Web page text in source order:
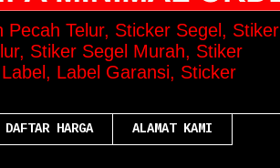
Telur, Sticker Segel, Stiker
Stiker Segel Murah, Stiker
Label Garansi, Sticker
DAFTAR HARGA ALAMAT KAMI